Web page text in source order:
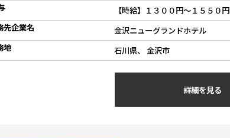
【時給】１３００円～１５５０円
先企業名
金沢ニューグランドホテル
地
石川県、 金沢市
詳細を見る